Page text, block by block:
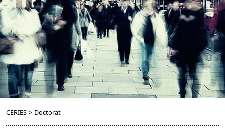
CERIES > Doctorat